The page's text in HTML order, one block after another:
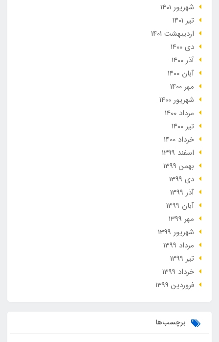
شهریور 1401
تير 1401
ارديبهشت 1401
دی 1400
آذر 1400
آبان 1400
مهر 1400
شهریور 1400
مرداد 1400
تير 1400
خرداد 1400
اسفند 1399
بهمن 1399
دی 1399
آذر 1399
آبان 1399
مهر 1399
شهریور 1399
مرداد 1399
تير 1399
خرداد 1399
فروردین 1399
برچسب‌ها